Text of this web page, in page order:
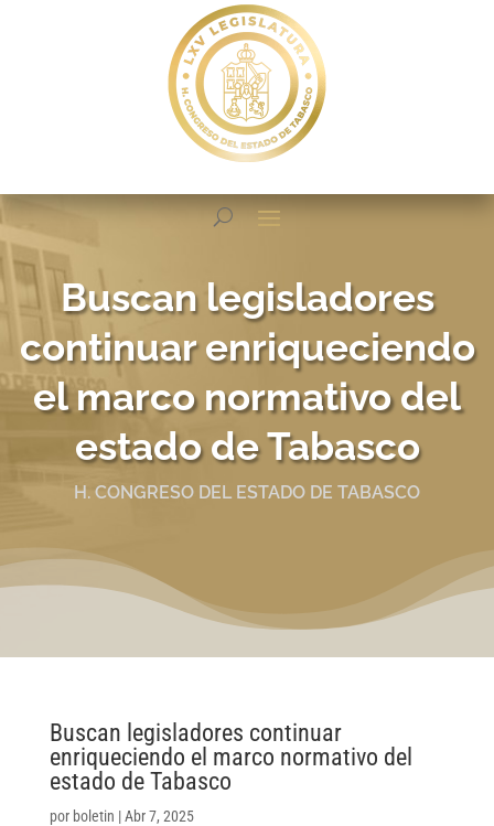
Buscan legisladores
continuar enriqueciendo
el marco normativo del
estado de Tabasco
H. CONGRESO DEL ESTADO DE TABASCO
Buscan legisladores continuar
enriqueciendo el marco normativo del
estado de Tabasco
por boletin |Abr 7, 2025